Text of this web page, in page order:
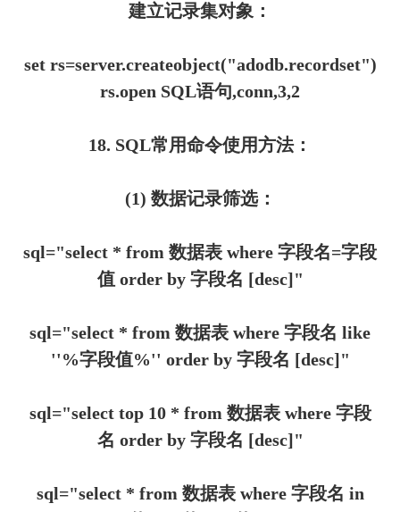
建立记录集对象：
set rs=server.createobject("adodb.recordset")
rs.open SQL语句,conn,3,2
18. SQL常用命令使用方法：
(1) 数据记录筛选：
sql="select * from 数据表 where 字段名=字段
值 order by 字段名 [desc]"
sql="select * from 数据表 where 字段名 like
''%字段值%'' order by 字段名 [desc]"
sql="select top 10 * from 数据表 where 字段
名 order by 字段名 [desc]"
sql="select * from 数据表 where 字段名 in